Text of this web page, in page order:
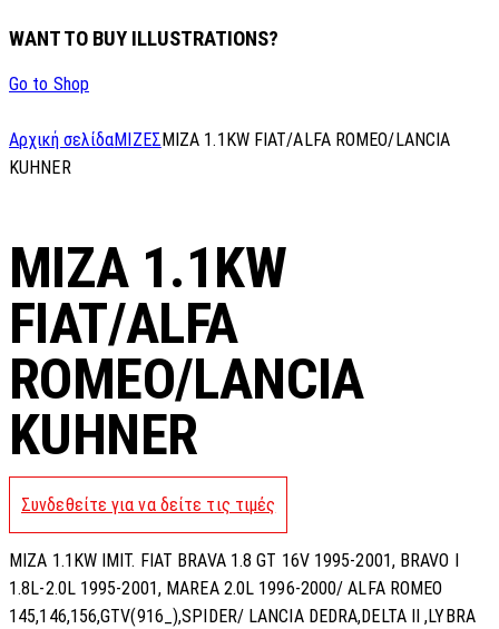
WANT TO BUY ILLUSTRATIONS?
Go to Shop
Αρχική σελίδαΜΙΖΕΣ MIZA 1.1KW FIAT/ALFA ROMEO/LANCIA
KUHNER
MIZA 1.1KW
FIAT/ALFA
ROMEO/LANCIA
KUHNER
Συνδεθείτε για να δείτε τις τιμές
MIZA 1.1KW IMIT. FIAT BRAVA 1.8 GT 16V 1995-2001, BRAVO I
1.8L-2.0L 1995-2001, MAREA 2.0L 1996-2000/ ALFA ROMEO
145,146,156,GTV(916_),SPIDER/ LANCIA DEDRA,DELTA II ,LYBRA